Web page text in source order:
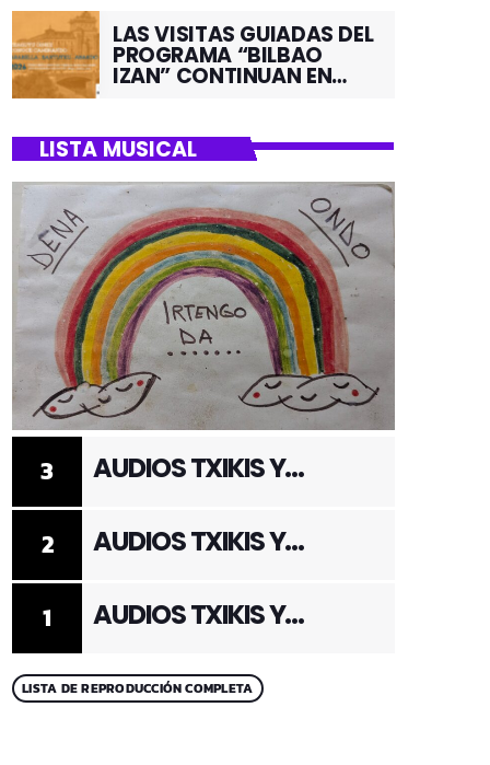
LAS VISITAS GUIADAS DEL
PROGRAMA “BILBAO
IZAN” CONTINUAN EN
LISTA MUSICAL
1 AUDIOS TXIKIS Y
2 AUDIOS TXIKIS Y
3 AUDIOS TXIKIS Y
LISTA DE REPRODUCCIÓN COMPLETA